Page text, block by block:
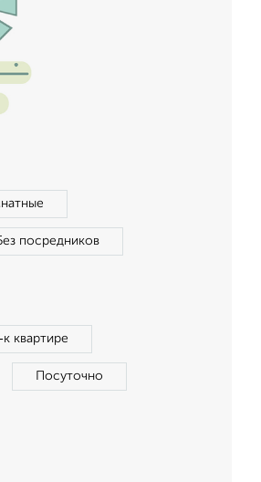
посредников
квартире
Посуточно